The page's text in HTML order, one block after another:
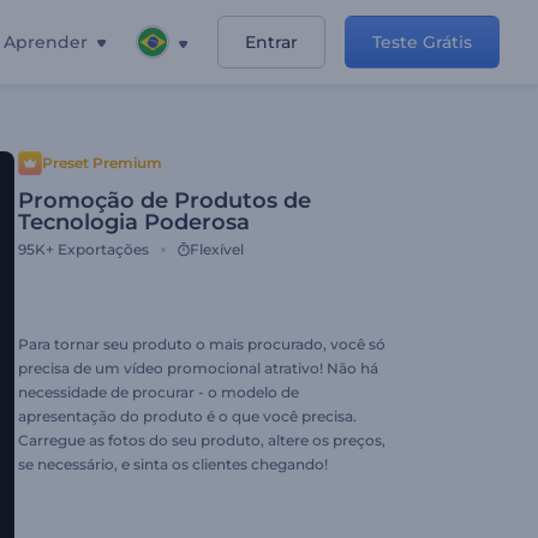
Aprender Entrar Teste Grátis
Preset Premium
Promoção de Produtos de
Tecnologia Poderosa
95K+ Exportações Flexível
Para tornar seu produto o mais procurado, você só
precisa de um vídeo promocional atrativo! Não há
necessidade de procurar - o modelo de
apresentação do produto é o que você precisa.
Carregue as fotos do seu produto, altere os preços,
se necessário, e sinta os clientes chegando!